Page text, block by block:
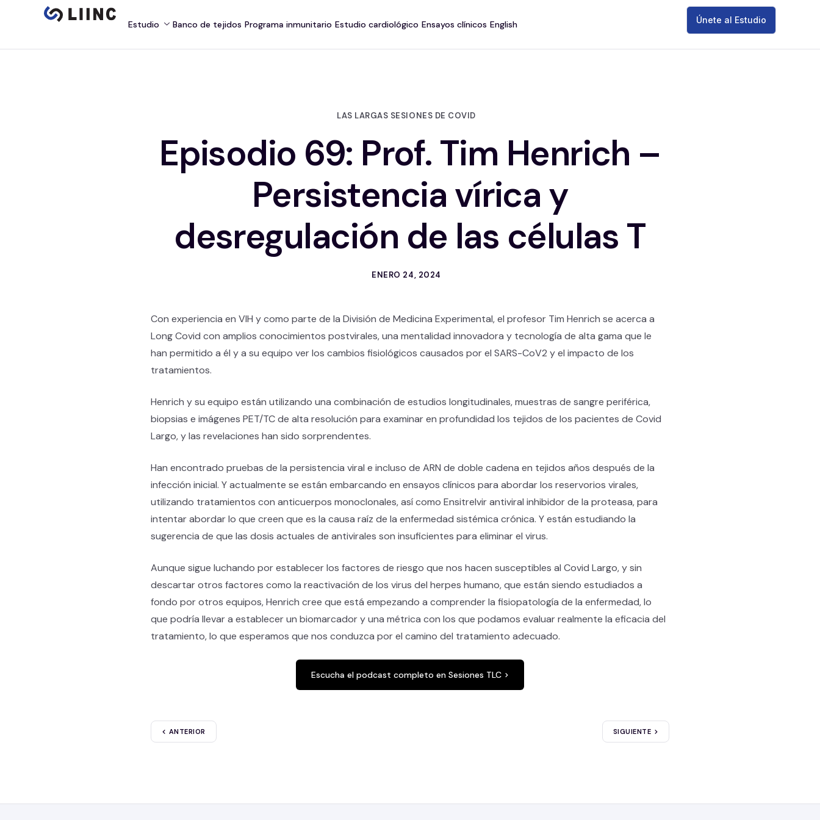
Estudio Banco de tejidos Programa inmunitario Estudio cardiológico Ensayos clínicos English Únete al Estudio
LAS LARGAS SESIONES DE COVID
Episodio 69: Prof. Tim Henrich –
Persistencia vírica y
desregulación de las células T
ENERO 24, 2024
Con experiencia en VIH y como parte de la División de Medicina Experimental, el profesor Tim Henrich se acerca a
Long Covid con amplios conocimientos postvirales, una mentalidad innovadora y tecnología de alta gama que le
han permitido a él y a su equipo ver los cambios fisiológicos causados por el SARS-CoV2 y el impacto de los
tratamientos.
Henrich y su equipo están utilizando una combinación de estudios longitudinales, muestras de sangre periférica,
biopsias e imágenes PET/TC de alta resolución para examinar en profundidad los tejidos de los pacientes de Covid
Largo, y las revelaciones han sido sorprendentes.
Han encontrado pruebas de la persistencia viral e incluso de ARN de doble cadena en tejidos años después de la
infección inicial. Y actualmente se están embarcando en ensayos clínicos para abordar los reservorios virales,
utilizando tratamientos con anticuerpos monoclonales, así como Ensitrelvir antiviral inhibidor de la proteasa, para
intentar abordar lo que creen que es la causa raíz de la enfermedad sistémica crónica. Y están estudiando la
sugerencia de que las dosis actuales de antivirales son insuficientes para eliminar el virus.
Aunque sigue luchando por establecer los factores de riesgo que nos hacen susceptibles al Covid Largo, y sin
descartar otros factores como la reactivación de los virus del herpes humano, que están siendo estudiados a
fondo por otros equipos, Henrich cree que está empezando a comprender la fisiopatología de la enfermedad, lo
que podría llevar a establecer un biomarcador y una métrica con los que podamos evaluar realmente la eficacia del
tratamiento, lo que esperamos que nos conduzca por el camino del tratamiento adecuado.
Escucha el podcast completo en Sesiones TLC
ANTERIOR SIGUIENTE